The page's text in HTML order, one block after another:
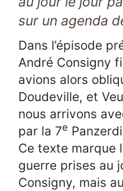
sur un agenda
Dans l’épisode
André Consigny
avions alors
Doudeville, et
nous arrivons
par la 7e
Ce texte marque
guerre prises au
Consigny, mais